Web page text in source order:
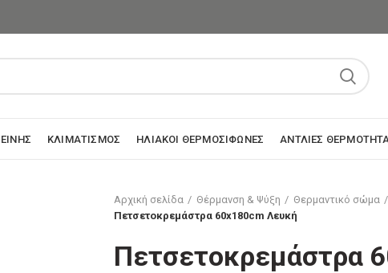
ΚΛΙΜΑΤΙΣΜΌΣ ΗΛΙΑΚΟΊ ΘΕΡΜΟΣΊΦΩΝΕΣ ΑΝΤΛΊΕΣ
Αρχική σελίδα Θέρμανση & Ψύξη Θερμαντικό σώμα
Πετσετοκρεμάστρα 60x180cm Λευκή
Πετσετοκρεμάστρα